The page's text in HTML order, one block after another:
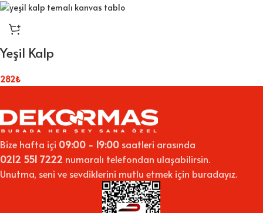
Yeşil Kalp
282₺
Bize hafta içi 09:00 - 19:00 saatleri arasında
0212 551 7222 numaralı telefondan ulaşabilirsin.
Unutma, seni ve sevdiklerini mutlu etmek için buradayız.